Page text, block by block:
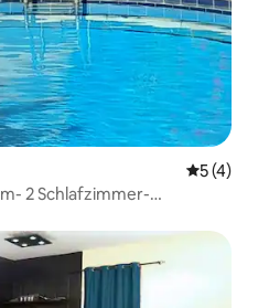
5 (4)
2 Schlafzimmer-